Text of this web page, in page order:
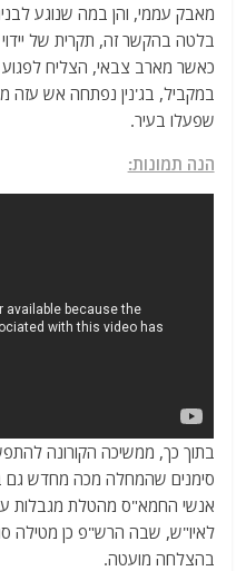
מאבק עממי, והן במה שנוגע
בלטה בהקשר זה, תקרית של
כאשר מארב צבאי, הצליח לפגוע
במקביל, בג'נין נפתחה אש עזה
שפעלו בעיר.
הנה תמונות:
בתוך כך, ממשיכה הקורונה
סימנים שהמחלה מכה מחדש גם
אנשי החמא"ס מהטלת מגבלות
לאיו"ש, שבה הרש"פ כן מטילה
בהצלחה מועטה.